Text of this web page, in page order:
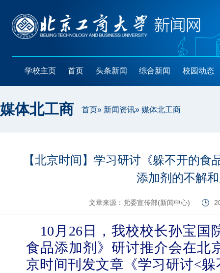
学校主页 首页 头条新闻 综合新闻 校园动态
媒体北工商 首页» 新闻资讯» 媒体北工商
【北京时间】学习研讨《躲不开的
添加剂的不解
文章来源：党委宣传部(新闻中心)
10 月 26 日，我校校长孙宝国
食品添加剂》研讨推介会在北
京时间刊发文章《学习研讨<躲